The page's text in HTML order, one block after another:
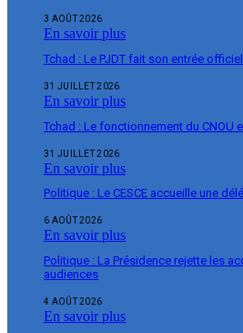
3 AOÛT 2026
En savoir plus
Tchad : Le PJDT fait son entrée
31 JUILLET 2026
En savoir plus
Tchad : Le fonctionnement du CNOU
31 JUILLET 2026
En savoir plus
Politique : Le CESCE accueille une
6 AOÛT 2026
En savoir plus
Politique : La Présidence rejette les
audiences
4 AOÛT 2026
En savoir plus